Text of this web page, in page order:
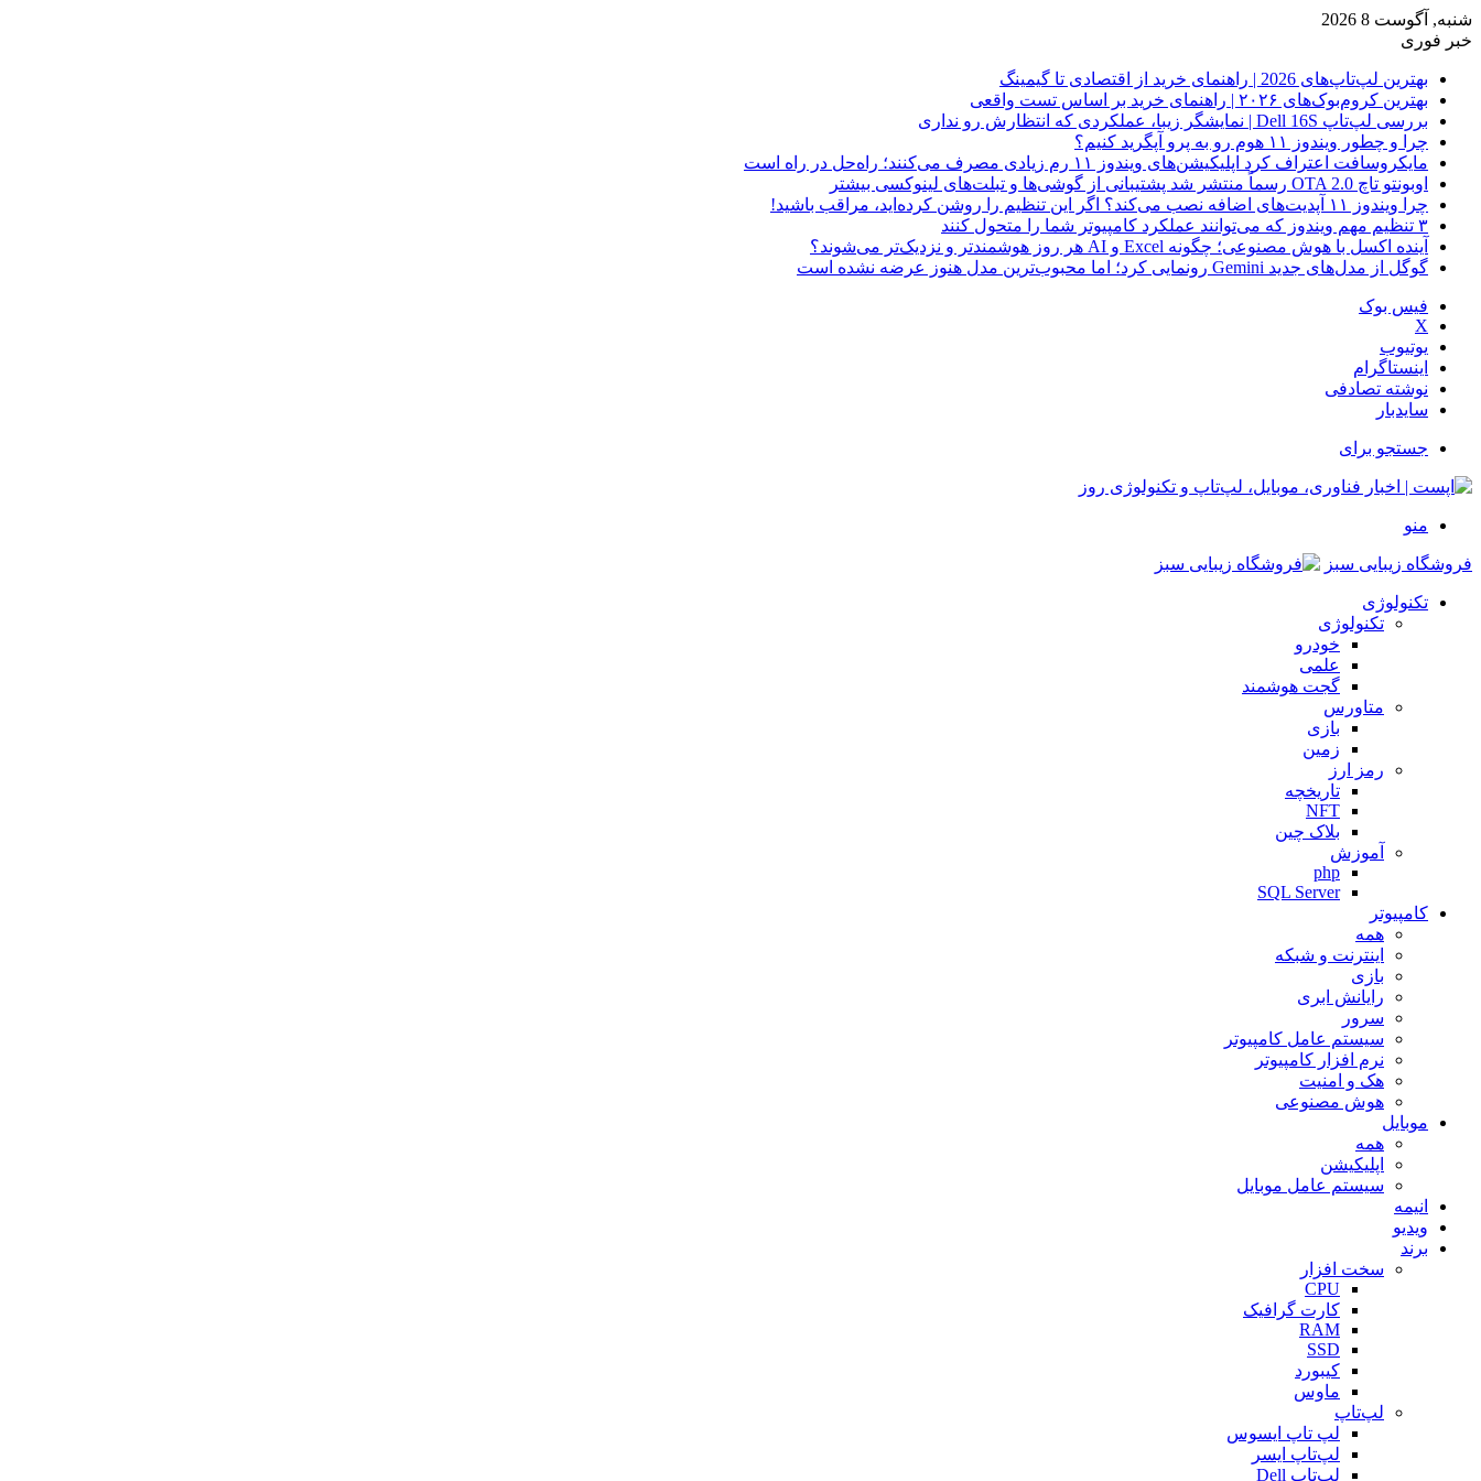
شنبه, آگوست 8 2026
خبر فوری
بهترین لپ‌تاپ‌های 2026 | راهنمای خرید از اقتصادی تا گیمینگ
بهترین کروم‌بوک‌های ۲۰۲۶ | راهنمای خرید بر اساس تست واقعی
بررسی لپ‌تاپ Dell 16S | نمایشگر زیبا، عملکردی که انتظارش رو نداری
چرا و چطور ویندوز ۱۱ هوم رو به پرو آپگرید کنیم؟
مایکروسافت اعتراف کرد اپلیکیشن‌های ویندوز ۱۱ رم زیادی مصرف می‌کنند؛ راه‌حل در راه است
اوبونتو تاچ OTA 2.0 رسماً منتشر شد پشتیبانی از گوشی‌ها و تبلت‌های لینوکسی بیشتر
چرا ویندوز ۱۱ آپدیت‌های اضافه نصب می‌کند؟ اگر این تنظیم را روشن کرده‌اید، مراقب باشید!
۳ تنظیم مهم ویندوز که می‌توانند عملکرد کامپیوتر شما را متحول کنند
آینده اکسل با هوش مصنوعی؛ چگونه Excel و AI هر روز هوشمندتر و نزدیک‌تر می‌شوند؟
گوگل از مدل‌های جدید Gemini رونمایی کرد؛ اما محبوب‌ترین مدل هنوز عرضه نشده است
فیس بوک
X
یوتیوب
اینستاگرام
نوشته تصادفی
سایدبار
جستجو برای
منو
فروشگاه زیبایی سبز
تکنولوژی
تکنولوژی
خودرو
علمی
گجت هوشمند
متاورس
بازی
زمین
رمز ارز
تاریخچه
NFT
بلاک چین
آموزش
php
SQL Server
کامپیوتر
همه
اینترنت و شبکه
بازی
رایانش ابری
سرور
سیستم عامل کامپیوتر
نرم افزار کامپیوتر
هک و امنیت
هوش مصنوعی
موبایل
همه
اپلیکیشن
سیستم عامل موبایل
انیمه
ویدیو
برند
سخت افزار
CPU
کارت گرافیک
RAM
SSD
کیبورد
ماوس
لپ‌تاپ
لپ تاپ ایسوس
لپ‌تاپ ایسر
لپ‌تاپ Dell